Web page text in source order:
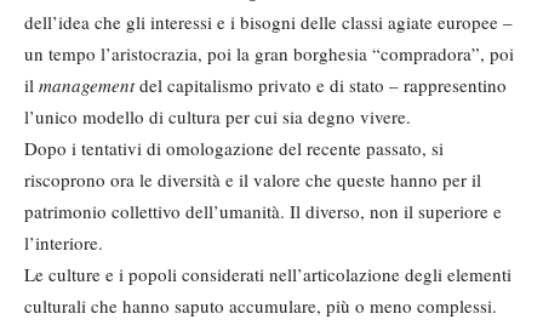
dell’idea che gli interessi e i bisogni delle classi agiate europee –
un tempo l’aristocrazia, poi la gran borghesia “compradora”, poi
il managementdel capitalismo privato e di stato – rappresentino
l’unico modello di cultura per cui sia degno vivere.
Dopo i tentativi di omologazione del recente passato, si
riscoprono ora le diversità e il valore che queste hanno per il
patrimonio collettivo dell’umanità. Il diverso, non il superiore e
l’interiore.
Le culture e i popoli considerati nell’articolazione degli elementi
culturali che hanno saputo accumulare, più o meno complessi.